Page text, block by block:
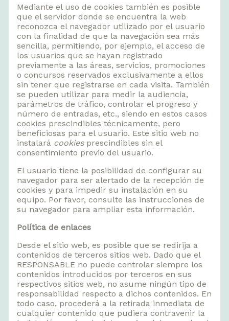
Mediante el uso de cookies también es posible
que el servidor donde se encuentra la web
reconozca el navegador utilizado por el usuario
con la finalidad de que la navegación sea más
sencilla, permitiendo, por ejemplo, el acceso de
los usuarios que se hayan registrado
previamente a las áreas, servicios, promociones
o concursos reservados exclusivamente a ellos
sin tener que registrarse en cada visita. También
se pueden utilizar para medir la audiencia,
parámetros de tráfico, controlar el progreso y
número de entradas, etc., siendo en estos casos
cookies prescindibles técnicamente, pero
beneficiosas para el usuario. Este sitio web no
instalará cookiesprescindibles sin el
consentimiento previo del usuario.
El usuario tiene la posibilidad de configurar su
navegador para ser alertado de la recepción de
cookies y para impedir su instalación en su
equipo. Por favor, consulte las instrucciones de
su navegador para ampliar esta información.
Política de enlaces
Desde el sitio web, es posible que se redirija a
contenidos de terceros sitios web. Dado que el
RESPONSABLE no puede controlar siempre los
contenidos introducidos por terceros en sus
respectivos sitios web, no asume ningún tipo de
responsabilidad respecto a dichos contenidos. En
todo caso, procederá a la retirada inmediata de
cualquier contenido que pudiera contravenir la